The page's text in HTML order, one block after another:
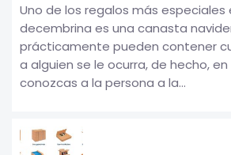
Uno de los regalos más especiales
decembrina es una canasta
prácticamente pueden contener
a alguien se le ocurra, de hecho,
conozcas a la persona a la...